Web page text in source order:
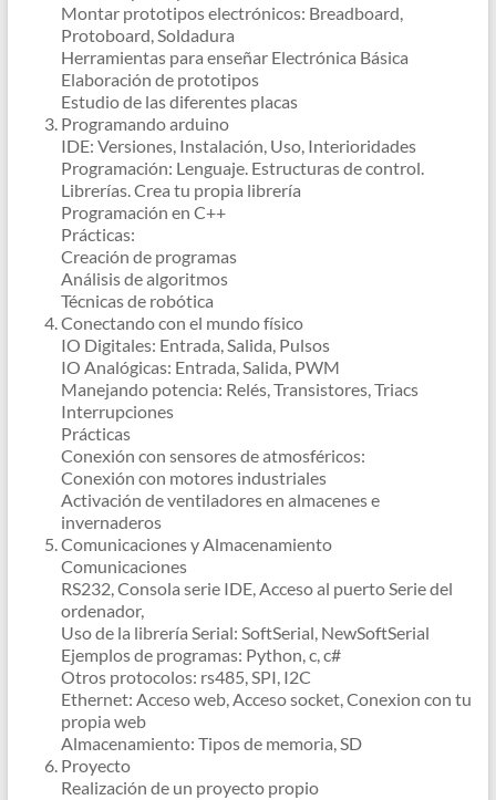
Montar prototipos electrónicos: Breadboard,
Protoboard, Soldadura
Herramientas para enseñar Electrónica Básica
Elaboración de prototipos
Estudio de las diferentes placas
Programando arduino
IDE: Versiones, Instalación, Uso, Interioridades
Programación: Lenguaje. Estructuras de control.
Librerías. Crea tu propia librería
Programación en C++
Prácticas:
Creación de programas
Análisis de algoritmos
Técnicas de robótica
Conectando con el mundo físico
IO Digitales: Entrada, Salida, Pulsos
IO Analógicas: Entrada, Salida, PWM
Manejando potencia: Relés, Transistores, Triacs
Interrupciones
Prácticas
Conexión con sensores de atmosféricos:
Conexión con motores industriales
Activación de ventiladores en almacenes e
invernaderos
Comunicaciones y Almacenamiento
Comunicaciones
RS232, Consola serie IDE, Acceso al puerto Serie del
ordenador,
Uso de la librería Serial: SoftSerial, NewSoftSerial
Ejemplos de programas: Python, c, c#
Otros protocolos: rs485, SPI, I2C
Ethernet: Acceso web, Acceso socket, Conexion con tu
propia web
Almacenamiento: Tipos de memoria, SD
Proyecto
Realización de un proyecto propio